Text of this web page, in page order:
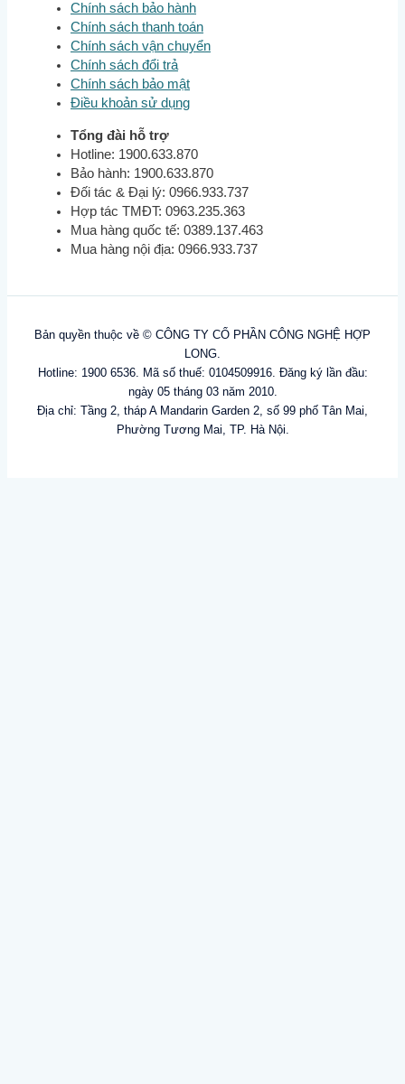
Chính sách bảo hành
Chính sách thanh toán
Chính sách vận chuyển
Chính sách đổi trả
Chính sách bảo mật
Điều khoản sử dụng
Tổng đài hỗ trợ
Hotline: 1900.633.870
Bảo hành: 1900.633.870
Đối tác & Đại lý: 0966.933.737
Hợp tác TMĐT: 0963.235.363
Mua hàng quốc tế: 0389.137.463
Mua hàng nội địa: 0966.933.737
Bản quyền thuộc về © CÔNG TY CỔ PHẦN CÔNG NGHỆ HỢP
LONG.
Hotline: 1900 6536. Mã số thuế: 0104509916. Đăng ký lần đầu:
ngày 05 tháng 03 năm 2010.
Địa chỉ: Tầng 2, tháp A Mandarin Garden 2, số 99 phố Tân Mai,
Phường Tương Mai, TP. Hà Nội.